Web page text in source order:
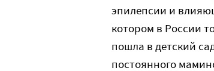
эпилепсии и
котором в России
пошла в детский
постоянного